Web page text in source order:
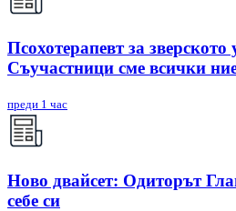
Псохотерапевт за
Съучастници сме всички
преди 1 час
Ново двайсет: Одиторът
себе си